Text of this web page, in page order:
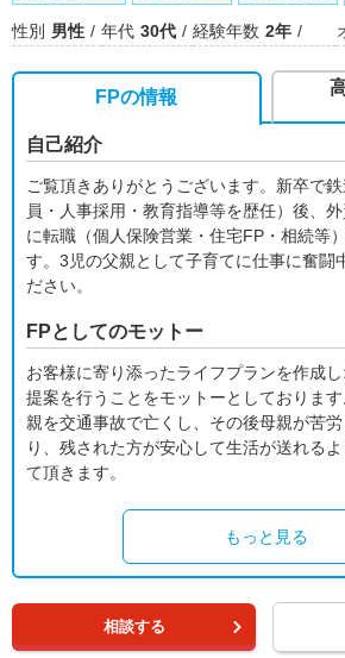
性別 男性 年代 30代 経験年数 2年
FPの情報
自己紹介
ご覧頂きありがとうございます。新卒で
員・人事採用・教育指導等を歴任）後、
に転職（個人保険営業・住宅FP・相続等
す。3児の父親として子育てに仕事に奮闘
ださい。
FPとしてのモットー
お客様に寄り添ったライフプランを作成
提案を行うことをモットーとしておりま
親を交通事故で亡くし、その後母親が苦
り、残された方が安心して生活が送れる
て頂きます。
もっと見る
相談する